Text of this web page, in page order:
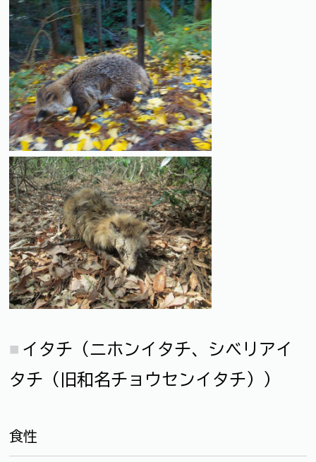
イタチ（ニホンイタチ、シベリアイ
タチ（旧和名チョウセンイタチ））
食性